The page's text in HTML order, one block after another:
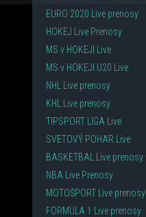
EURO 2020 Live prenosy
HOKEJ Live Prenosy
MS v HOKEJI Live
MS v HOKEJI U20 Live
NHL Live prenosy
KHL Live prenosy
TIPSPORT LIGA Live
SVETOVÝ POHAR Live
BASKETBAL Live prenosy
NBA Live Prenosy
MOTOŠPORT Live prenosy
FORMULA 1 Live prenosy